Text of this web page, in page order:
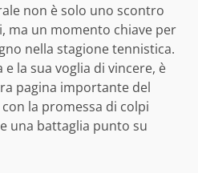
non è solo uno scontro
ma un momento chiave per
nella stagione tennistica.
e la sua voglia di vincere, è
pagina importante del
la promessa di colpi
una battaglia punto su